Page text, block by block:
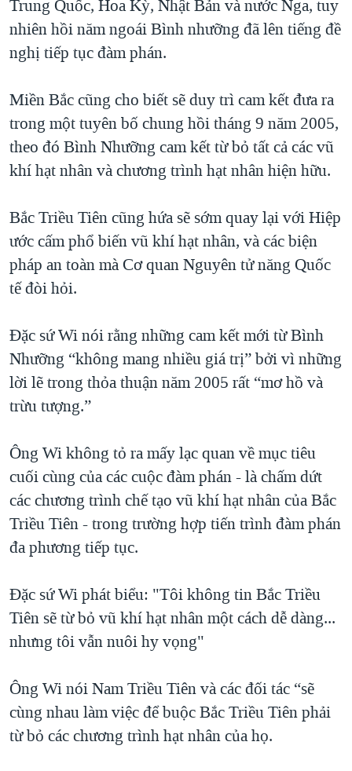
Trung Quốc, Hoa Kỳ, Nhật Bản và nước Nga, tuy
nhiên hồi năm ngoái Bình nhưỡng đã lên tiếng đề
nghị tiếp tục đàm phán.
Miền Bắc cũng cho biết sẽ duy trì cam kết đưa ra
trong một tuyên bố chung hồi tháng 9 năm 2005,
theo đó Bình Nhưỡng cam kết từ bỏ tất cả các vũ
khí hạt nhân và chương trình hạt nhân hiện hữu.
Bắc Triều Tiên cũng hứa sẽ sớm quay lại với Hiệp
ước cấm phổ biến vũ khí hạt nhân, và các biện
pháp an toàn mà Cơ quan Nguyên tử năng Quốc
tế đòi hỏi.
Đặc sứ Wi nói rằng những cam kết mới từ Bình
Nhưỡng “không mang nhiều giá trị” bởi vì những
lời lẽ trong thỏa thuận năm 2005 rất “mơ hồ và
trừu tượng.”
Ông Wi không tỏ ra mấy lạc quan về mục tiêu
cuối cùng của các cuộc đàm phán - là chấm dứt
các chương trình chế tạo vũ khí hạt nhân của Bắc
Triều Tiên - trong trường hợp tiến trình đàm phán
đa phương tiếp tục.
Đặc sứ Wi phát biểu: "Tôi không tin Bắc Triều
Tiên sẽ từ bỏ vũ khí hạt nhân một cách dễ dàng...
nhưng tôi vẫn nuôi hy vọng"
Ông Wi nói Nam Triều Tiên và các đối tác “sẽ
cùng nhau làm việc để buộc Bắc Triều Tiên phải
từ bỏ các chương trình hạt nhân của họ.